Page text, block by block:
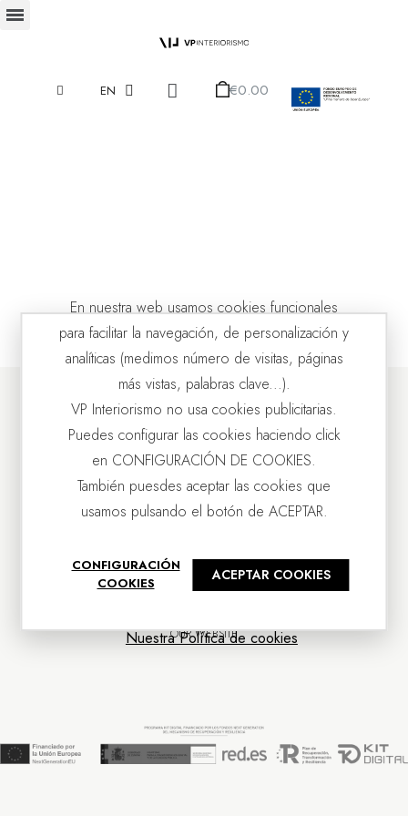
EN €0.00
OUR COMPANY
CUSTOMER SERVICE
OUR WEBSITE
En nuestra web usamos cookies funcionales
para facilitar la navegación, de personalización y
analíticas (medimos número de visitas, páginas
más vistas, palabras clave...).
VP Interiorismo no usa cookies publicitarias.
Puedes configurar las cookies haciendo click
en CONFIGURACIÓN DE COOKIES.
También puesdes aceptar las cookies que
usamos pulsando el botón de ACEPTAR.
CONFIGURACIÓN
COOKIES
ACEPTAR COOKIES
Nuestra Política de cookies